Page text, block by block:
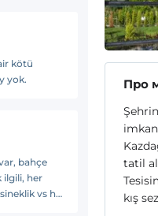
kötü
yok.
bahçe
ilgili, her
sineklik vs her
Про
tatil
kış